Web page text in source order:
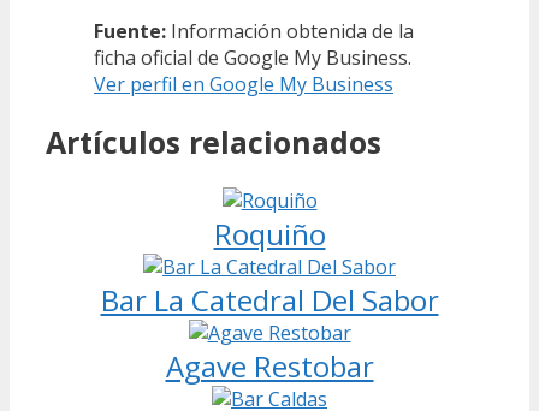
Fuente: Información obtenida de la
ficha oficial de Google My Business.
Ver perfil en Google My Business
Artículos relacionados
Roquiño
Bar La Catedral Del Sabor
Agave Restobar